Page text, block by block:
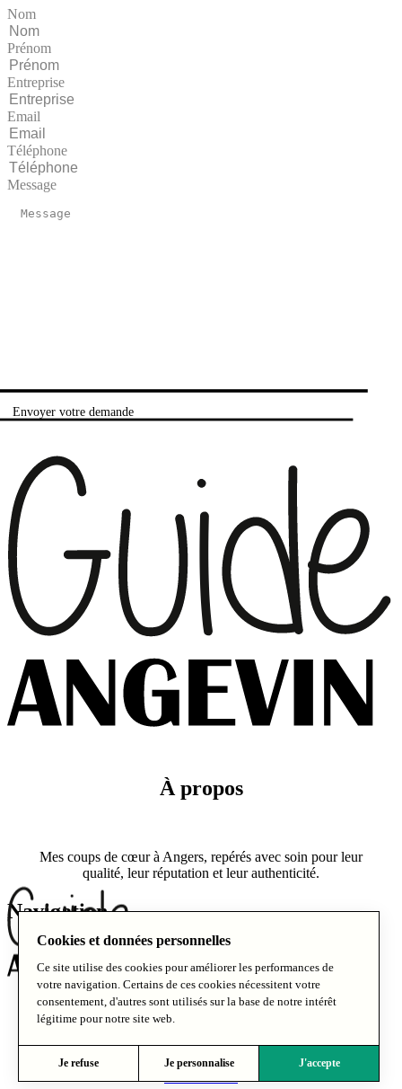
Nom
Prénom
Entreprise
Email
Téléphone
Message
Envoyer votre demande
À propos
Mes coups de cœur à Angers, repérés avec soin pour leur
qualité, leur réputation et leur authenticité.
Navigation
À propos
Critères de sélection
Blog
Contact
Mentions légales Politique de confidentialité–
Bonnes adresses
Vivre à Angers
À propos
Contact
Cookies et données personnelles
Ce site utilise des cookies pour améliorer les performances de
votre navigation. Certains de ces cookies nécessitent votre
consentement, d'autres sont utilisés sur la base de notre intérêt
légitime pour notre site web.
Je refuse Je personnalise J'accepte